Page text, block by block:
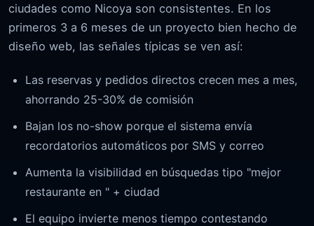
ciudades como Nicoya son consistentes. En los
primeros 3 a 6 meses de un proyecto bien hecho de
diseño web, las señales típicas se ven así:
Las reservas y pedidos directos crecen mes a mes,
ahorrando 25-30% de comisión
Bajan los no-show porque el sistema envía
recordatorios automáticos por SMS y correo
Aumenta la visibilidad en búsquedas tipo "mejor
restaurante en " + ciudad
El equipo invierte menos tiempo contestando